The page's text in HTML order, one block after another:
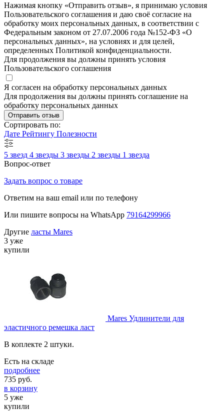
Нажимая кнопку «Отправить отзыв», я принимаю условия
Пользовательского соглашения и даю своё согласие на
обработку моих персональных данных, в соответствии с
Федеральным законом от 27.07.2006 года №152-ФЗ «О
персональных данных», на условиях и для целей,
определенных Политикой конфиденциальности.
Для продолжения вы должны принять условия
Пользовательского соглашения
Я согласен на обработку персональных данных
Для продолжения вы должны принять соглашение на
обработку персональных данных
Отправить отзыв
Сортировать по:
Дате Рейтингу Полезности
5 звезд 4 звезды 3 звезды 2 звезды 1 звезда
Вопрос-ответ
Задать вопрос о товаре
Ответим на ваш email или по телефону
Или пишите вопросы на WhatsApp 79164299966
Другие ласты Mares
3 уже
купили
Mares Удлинители для
эластичного ремешка ласт
В коплекте 2 штуки.
Есть на складе
подробнее
735 руб.
в корзину
5 уже
купили